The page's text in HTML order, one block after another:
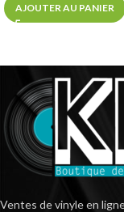
AJOUTER AU PANIER
Ventes de vinyle en